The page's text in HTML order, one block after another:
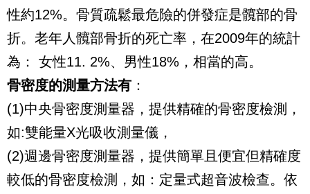
性約12%。骨質疏鬆最危險的併發症是髖部的骨
折。老年人髖部骨折的死亡率，在2009年的統計
為： 女性11. 2%、男性18%，相當的高。
骨密度的測量方法有 ：
(1)中央骨密度測量器，提供精確的骨密度檢測，
如:雙能量X光吸收測量儀，
(2)週邊骨密度測量器，提供簡單且便宜但精確度
較低的骨密度檢測，如：定量式超音波檢查。依